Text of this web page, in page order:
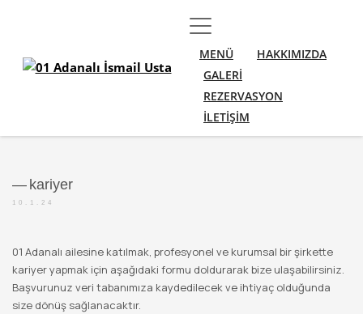
MENÜ
HAKKIMIZDA
GALERİ
REZERVASYON
İLETİŞİM
—kariyer
10.1.24
01 Adanalı ailesine katılmak, profesyonel ve kurumsal bir şirkette
kariyer yapmak için aşağıdaki formu doldurarak bize ulaşabilirsiniz.
Başvurunuz veri tabanımıza kaydedilecek ve ihtiyaç olduğunda
size dönüş sağlanacaktır.